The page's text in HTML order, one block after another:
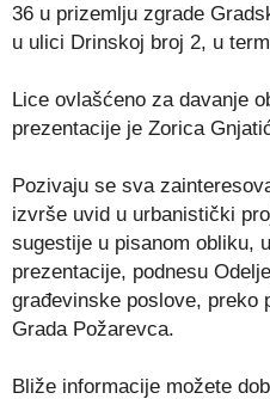
36 u prizemlju zgrade
u ulici Drinskoj broj 2, u
Lice ovlašćeno za davanje
prezentacije je Zorica
Pozivaju se sva
izvrše uvid u urbanistički
sugestije u pisanom obliku,
prezentacije, podnesu
građevinske poslove, preko
Grada Požarevca.
Bliže informacije možete